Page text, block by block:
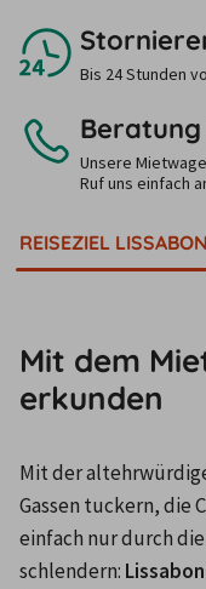
Bis 24 Stunden
Unsere
Ruf uns einfach
REISEZIEL LISSABON
Mit dem
erkunden
Mit der
Gassen tuckern, die
einfach nur durch
schlendern: